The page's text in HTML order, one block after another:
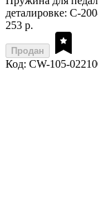
деталировке: C-
253 р.
Продан
Код: CW-105-